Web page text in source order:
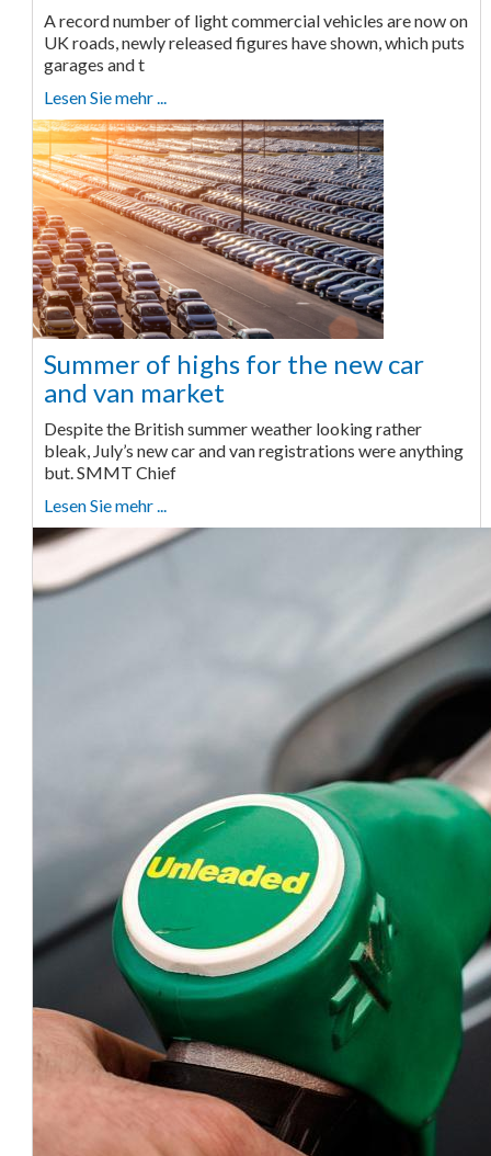
A record number of light commercial vehicles are now on
UK roads, newly released figures have shown, which puts
garages and t
Lesen Sie mehr ...
Summer of highs for the new car
and van market
Despite the British summer weather looking rather
bleak, July’s new car and van registrations were anything
but. SMMT Chief
Lesen Sie mehr ...